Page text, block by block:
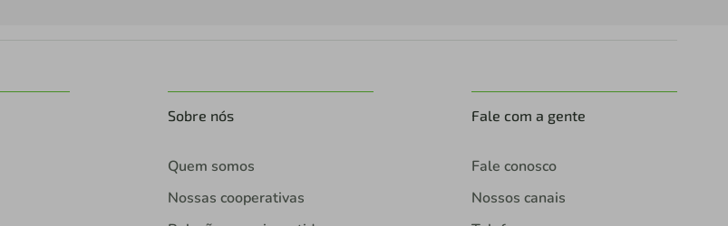
Sobre nós
Quem somos
Nossas cooperativas
Fale com a gente
Fale conosco
Nossos canais